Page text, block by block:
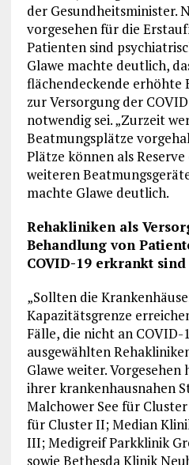
der Gesundheitsminister.
vorgesehen für die
Patienten sind
Glawe machte deutlich,
flächendeckende erhöhte
zur Versorgung der
notwendig sei. „Zurzeit
Beatmungsplätze
Plätze können als
weiteren
machte Glawe deutlich.
Rehakliniken als
Behandlung von
COVID-19 erkrankt sind
„Sollten die
Kapazitätsgrenze
Fälle, die nicht an
ausgewählten
Glawe weiter.
ihrer krankenhausnahen
Malchower See für
für Cluster II; Median
III; Medigreif Parkklinik
sowie Bethesda Klinik